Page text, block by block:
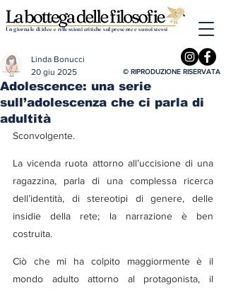
Un giornale di idee e riflessioni critiche sul presente e su noi stessi
Adolescence: una serie
sull’adolescenza che ci parla di
adultità
Linda Bonucci
20 giu 2025
Sconvolgente.
La vicenda ruota attorno all’uccisione di una
ragazzina, parla di una complessa ricerca
dell’identità, di stereotipi di genere, delle
insidie della rete; la narrazione è ben
costruita.
Ciò che mi ha colpito maggiormente è il
mondo adulto attorno al protagonista, il
© RIPRODUZIONE RISERVATA